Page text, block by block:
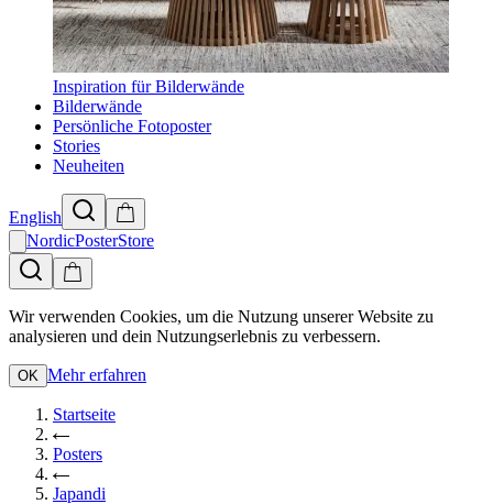
Inspiration für Bilderwände
Bilderwände
Persönliche Fotoposter
Stories
Neuheiten
English
NordicPosterStore
Wir verwenden Cookies, um die Nutzung unserer Website zu
analysieren und dein Nutzungserlebnis zu verbessern.
OK Mehr erfahren
Startseite
Posters
Japandi